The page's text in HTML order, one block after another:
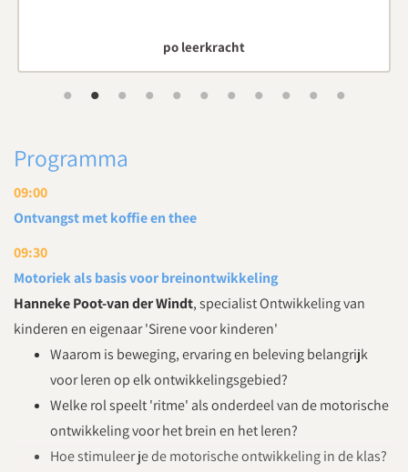
po leerkracht
Programma
09:00
Ontvangst met koffie en thee
09:30
Motoriek als basis voor breinontwikkeling
Hanneke Poot-van der Windt, specialist Ontwikkeling van
kinderen en eigenaar 'Sirene voor kinderen'
Waarom is beweging, ervaring en beleving belangrijk
voor leren op elk ontwikkelingsgebied?
Welke rol speelt 'ritme' als onderdeel van de motorische
ontwikkeling voor het brein en het leren?
Hoe stimuleer je de motorische ontwikkeling in de klas?